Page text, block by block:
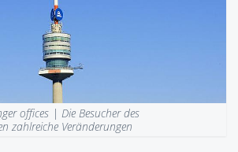
offices |Die Besucher des
zahlreiche Veränderungen